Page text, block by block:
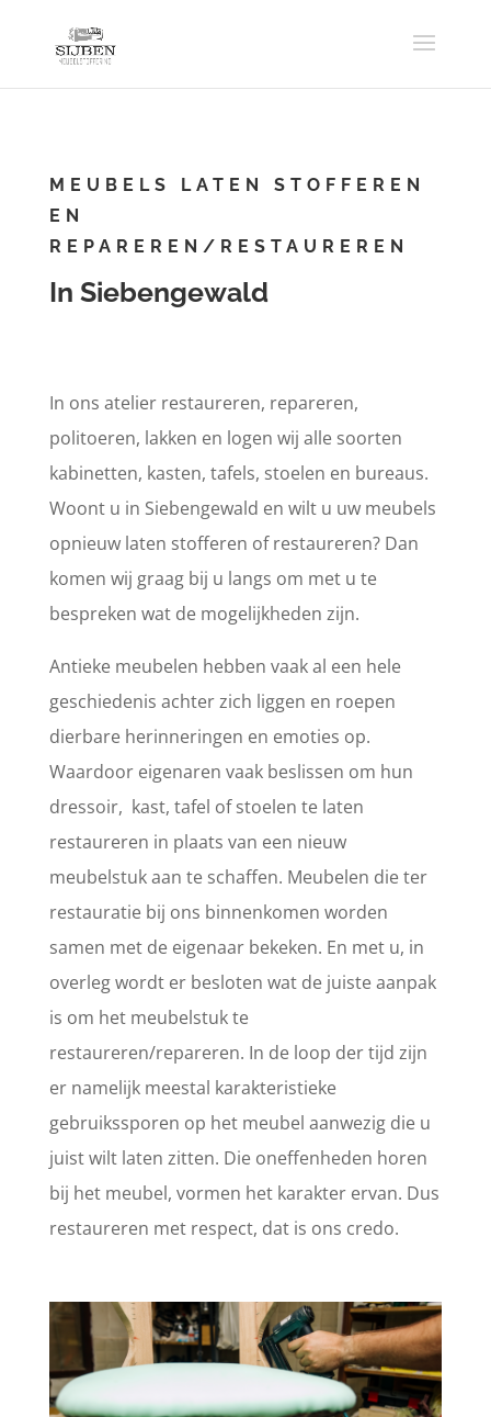
MEUBELS LATEN STOFFEREN
EN
REPAREREN/RESTAUREREN
In Siebengewald
In ons atelier restaureren, repareren,
politoeren, lakken en logen wij alle soorten
kabinetten, kasten, tafels, stoelen en bureaus.
Woont u in Siebengewald en wilt u uw meubels
opnieuw laten stofferen of restaureren? Dan
komen wij graag bij u langs om met u te
bespreken wat de mogelijkheden zijn.
Antieke meubelen hebben vaak al een hele
geschiedenis achter zich liggen en roepen
dierbare herinneringen en emoties op.
Waardoor eigenaren vaak beslissen om hun
dressoir, kast, tafel of stoelen te laten
restaureren in plaats van een nieuw
meubelstuk aan te schaffen. Meubelen die ter
restauratie bij ons binnenkomen worden
samen met de eigenaar bekeken. En met u, in
overleg wordt er besloten wat de juiste aanpak
is om het meubelstuk te
restaureren/repareren. In de loop der tijd zijn
er namelijk meestal karakteristieke
gebruikssporen op het meubel aanwezig die u
juist wilt laten zitten. Die oneffenheden horen
bij het meubel, vormen het karakter ervan. Dus
restaureren met respect, dat is ons credo.